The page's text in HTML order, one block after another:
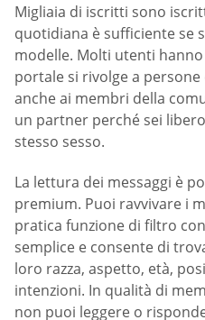
Migliaia di iscritti sono
quotidiana è sufficiente se
modelle. Molti utenti
portale si rivolge a
anche ai membri della
un partner perché sei
stesso sesso.
La lettura dei messaggi è
premium. Puoi ravvivare i
pratica funzione di filtro
semplice e consente di
loro razza, aspetto, età,
intenzioni. In qualità di
non puoi leggere o